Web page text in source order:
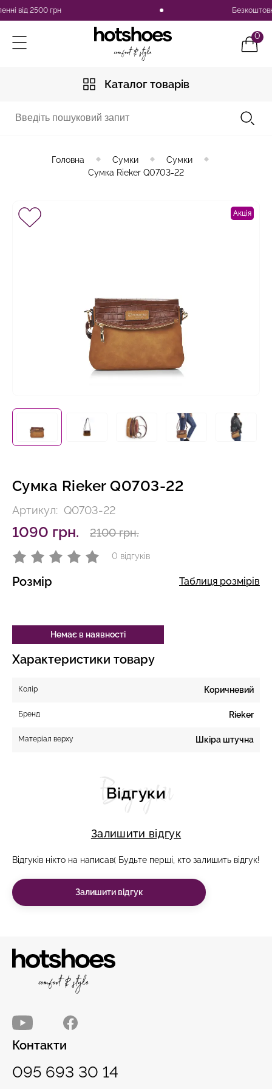
від 2500 грн Безкоштовна
0
Каталог товарів
Головна Сумки
Сумки
Сумка Rieker Q0703-22
Акція
Сумка Rieker Q0703-22
Артикул: Q0703-22
1090 грн. 2100 грн.
0 відгуків
Розмір Таблиця розмірів
Немає в наявності
Характеристики товару
Колір Коричневий
Бренд Rieker
Матеріал верху Шкіра штучна
Відгуки
Відгуки
Залишити відгук
Відгуків нікто на написав( Будьте перші, кто залишить відгук!
Залишити відгук
Контакти
095 693 30 14